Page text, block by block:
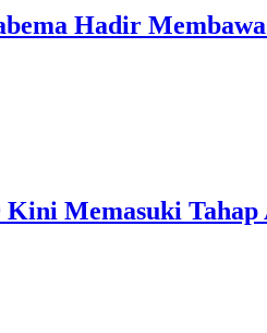
Hadir
Memasuki